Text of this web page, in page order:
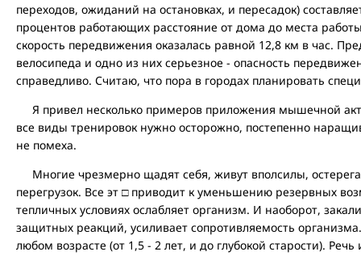
переходов, ожиданий на остановках, и пересадок)
процентов работающих расстояние от дома до места
скорость передвижения оказалась равной 12,8 км в час.
велосипеда и одно из них серьезное - опасность
справедливо. Считаю, что пора в городах планировать
Я привел несколько примеров приложения мышечной
все виды тренировок нужно осторожно, постепенно
не помеха.
Многие чрезмерно щадят себя, живут вполсилы,
перегрузок. Все эт □ приводит к уменьшению резервных
тепличных условиях ослабляет организм. И наоборот,
защитных реакций, усиливает сопротивляемость
любом возрасте (от 1,5 - 2 лет, и до глубокой старости).